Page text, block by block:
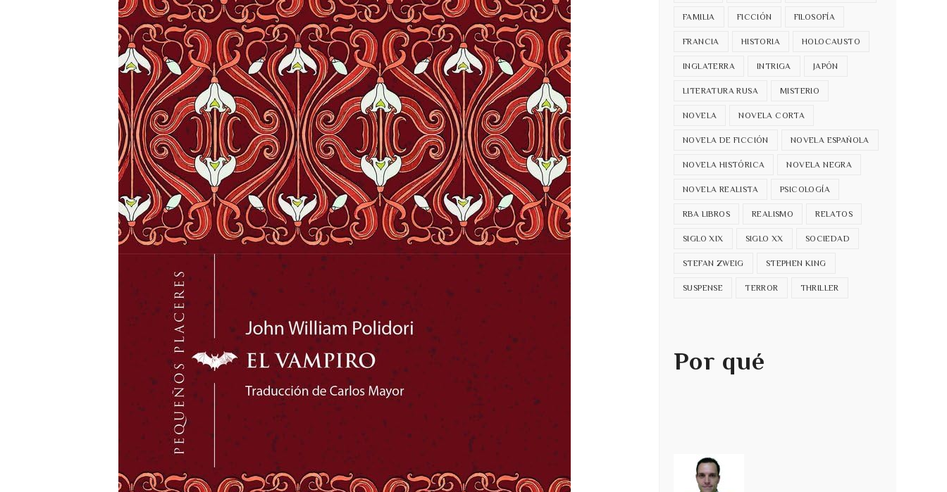
FAMILIA FICCIÓN FILOSOFÍA
FRANCIA HISTORIA HOLOCAUSTO
INGLATERRA INTRIGA JAPÓN
LITERATURA RUSA MISTERIO
NOVELA NOVELA CORTA
NOVELA DE FICCIÓN NOVELA ESPAÑOLA
NOVELA HISTÓRICA NOVELA NEGRA
NOVELA REALISTA PSICOLOGÍA
RBA LIBROS REALISMO RELATOS
SIGLO XIX SIGLO XX SOCIEDAD
STEFAN ZWEIG STEPHEN KING
SUSPENSE TERROR THRILLER
Por qué